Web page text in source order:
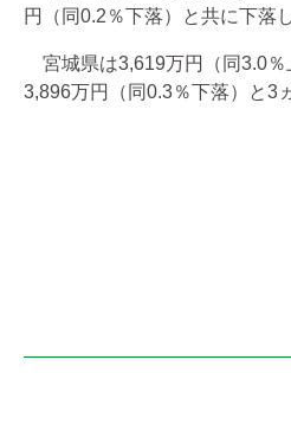
円（同0.2％下落）と共に下落し
宮城県は3,619万円（同3.0％
3,896万円（同0.3％下落）と3